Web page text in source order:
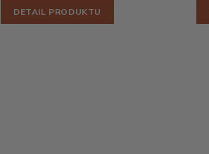
DETAIL PRODUKTU